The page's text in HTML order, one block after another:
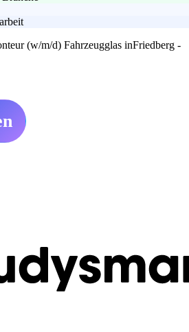
(w/m/d) Fahrzeugglas inFriedberg -